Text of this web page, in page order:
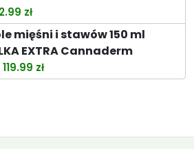
38.00 zł.
złAktualna
cena
wynosi:
32.99 zł.
mięśni i stawów 150 ml
EXTRA Cannaderm
119.99 złZakres
cen: